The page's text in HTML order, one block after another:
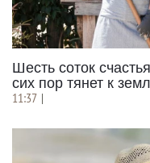
Шесть соток
сих пор тянет к
11:37 |